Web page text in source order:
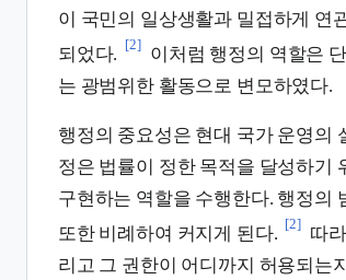
이 국민의 일상생활과 밀접하게 연
되었다.
[2]
이처럼 행정의 역할은
는 광범위한 활동으로 변모하였다.
행정의 중요성은 현대 국가 운영의
정은 법률이 정한 목적을 달성하기
구현하는 역할을 수행한다. 행정의
또한 비례하여 커지게 된다.
[2]
따
리고 그 권한이 어디까지 허용되는